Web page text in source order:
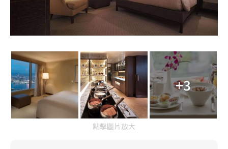
+3
點擊圖片放大